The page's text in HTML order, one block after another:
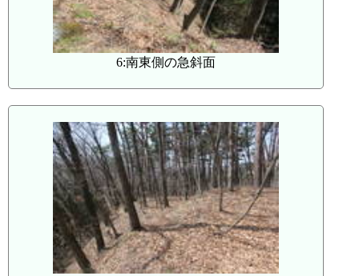
6:南東側の急斜面